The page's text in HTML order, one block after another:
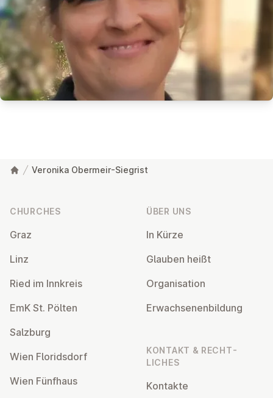
Veronika Obermeir-Siegrist
CHURCHES
Graz
Linz
Ried im Innkreis
EmK St. Pölten
Salzburg
Wien Flor­idsdorf
Wien Fünfhaus
ÜBER UNS
In Kürze
Glauben heißt
Or­gan­isa­tion
Er­wach­sen­en­bildung
KONTAKT & RECHT­
LICHES
Kontakte